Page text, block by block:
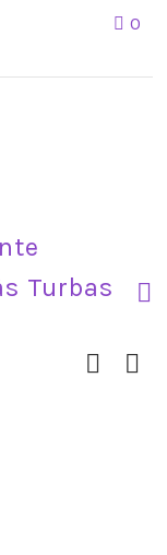
0
Turbas